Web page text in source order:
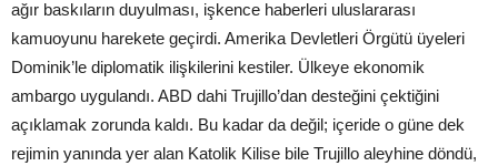
ağır baskıların duyulması, işkence haberleri uluslararası
kamuoyunu harekete geçirdi. Amerika Devletleri Örgütü üyeleri
Dominik’le diplomatik ilişkilerini kestiler. Ülkeye ekonomik
ambargo uygulandı. ABD dahi Trujillo’dan desteğini çektiğini
açıklamak zorunda kaldı. Bu kadar da değil; içeride o güne dek
rejimin yanında yer alan Katolik Kilise bile Trujillo aleyhine döndü,